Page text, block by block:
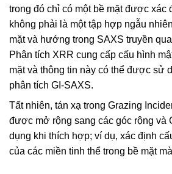
trong đó chỉ có một bề mặt được xác
không phải là một tập hợp ngẫu
mặt và hướng trong SAXS truyền
Phân tích XRR cung cấp cấu hình
mặt và thông tin này có thể được sử
phân tích GI-SAXS.
Tất nhiên, tán xạ trong Grazing
được mở rộng sang các góc rộng và
dụng khi thích hợp; ví dụ, xác định
của các miền tinh thể trong bề mặt